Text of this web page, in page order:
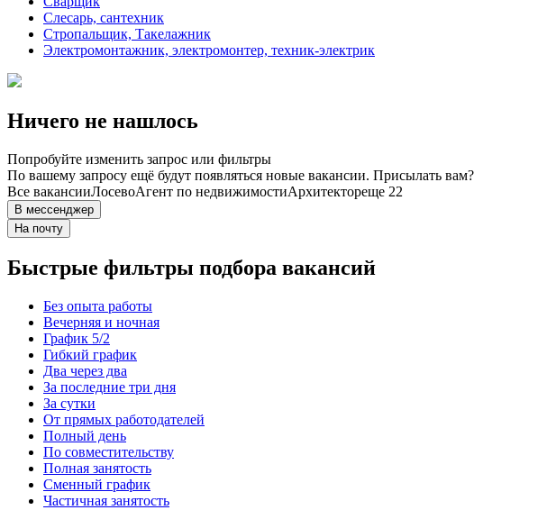
Слесарь, сантехник
Стропальщик, Такелажник
Электромонтажник, электромонтер, техник-электрик
Ничего не нашлось
Попробуйте изменить запрос или фильтры
По вашему запросу ещё будут появляться новые вакансии. Присылать вам?
Все вакансииЛосевоАгент по недвижимостиАрхитектореще 22
В мессенджер
На почту
Быстрые фильтры подбора вакансий
Без опыта работы
Вечерняя и ночная
График 5/2
Гибкий график
Два через два
За последние три дня
За сутки
От прямых работодателей
Полный день
По совместительству
Полная занятость
Сменный график
Частичная занятость